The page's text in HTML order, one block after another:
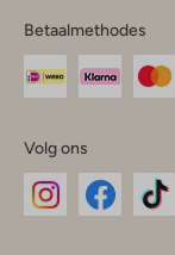
Betaalmethodes
Volg ons